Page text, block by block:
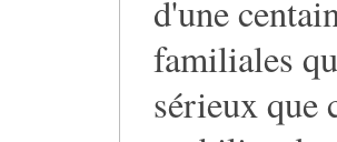
d'une
familiales
sérieux que